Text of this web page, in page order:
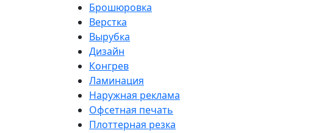
Брошюровка
Верстка
Вырубка
Дизайн
Конгрев
Ламинация
Наружная реклама
Офсетная печать
Плоттерная резка